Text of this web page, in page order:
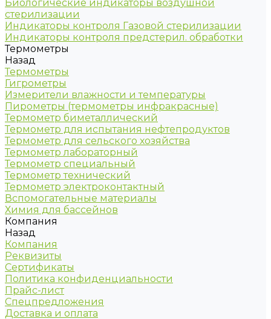
Биологические индикаторы воздушной
стерилизации
Индикаторы контроля Газовой стерилизации
Индикаторы контроля предстерил. обработки
Термометры
Назад
Термометры
Гигрометры
Измерители влажности и температуры
Пирометры (термометры инфракрасные)
Термометр биметаллический
Термометр для испытания нефтепродуктов
Термометр для сельского хозяйства
Термометр лабораторный
Термометр специальный
Термометр технический
Термометр электроконтактный
Вспомогательные материалы
Химия для бассейнов
Компания
Назад
Компания
Реквизиты
Сертификаты
Политика конфиденциальности
Прайс-лист
Спецпредложения
Доставка и оплата